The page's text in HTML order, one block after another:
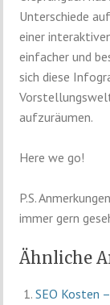
Unterschiede
einer
einfacher und
sich diese
aufzuräumen.
Here we go!
P.S.
immer gern
Ähnliche
SEO Kosten